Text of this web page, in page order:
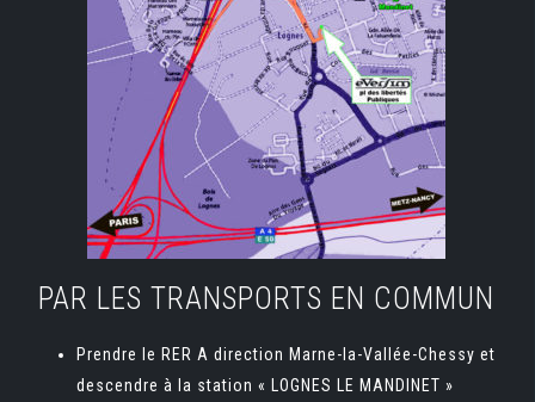
PAR LES TRANSPORTS EN COMMUN
Prendre le RER A direction Marne-la-Vallée-Chessy et
descendre à la station « LOGNES LE MANDINET »